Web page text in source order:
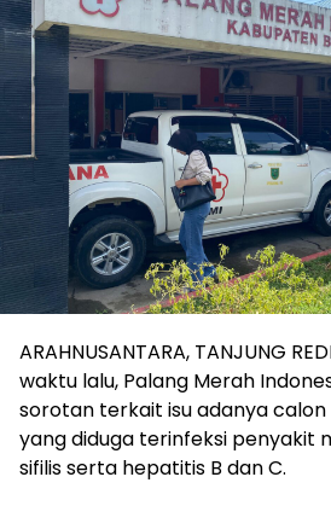
ARAHNUSANTARA, TANJUNG
waktu lalu, Palang Merah
sorotan terkait isu adanya
yang diduga terinfeksi penyakit
sifilis serta hepatitis B dan C.